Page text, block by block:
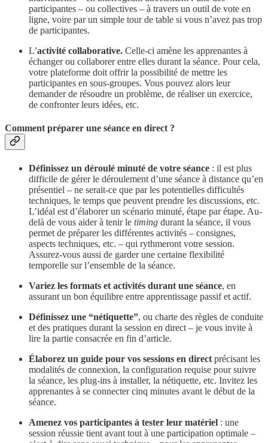
participantes – ou collectives – à travers un outil de vote en
ligne, voire par un simple tour de table si vous n’avez pas trop
de participantes.
L’activité collaborative. Celle-ci amène les apprenantes à
échanger ou collaborer entre elles durant la séance. Pour cela,
votre plateforme doit offrir la possibilité de mettre les
participantes en sous-groupes. Vous pouvez alors leur
demander de résoudre un problème, de réaliser un exercice,
de confronter leurs idées, etc.
Comment préparer une séance en direct ?
Définissez un déroulé minuté de votre séance : il est plus
difficile de gérer le déroulement d’une séance à distance qu’en
présentiel – ne serait-ce que par les potentielles difficultés
techniques, le temps que peuvent prendre les discussions, etc.
L’idéal est d’élaborer un scénario minuté, étape par étape. Au-
delà de vous aider à tenir le timing durant la séance, il vous
permet de préparer les différentes activités – consignes,
aspects techniques, etc. – qui rythmeront votre session.
Assurez-vous aussi de garder une certaine flexibilité
temporelle sur l’ensemble de la séance.
Variez les formats et activités durant une séance, en
assurant un bon équilibre entre apprentissage passif et actif.
Définissez une “nétiquette”, ou charte des règles de conduite
et des pratiques durant la session en direct – je vous invite à
lire la partie consacrée en fin d’article.
Élaborez un guide pour vos sessions en direct précisant les
modalités de connexion, la configuration requise pour suivre
la séance, les plug-ins à installer, la nétiquette, etc. Invitez les
apprenantes à se connecter cinq minutes avant le début de la
séance.
Amenez vos participantes à tester leur matériel : une
session réussie tient avant tout à une participation optimale –